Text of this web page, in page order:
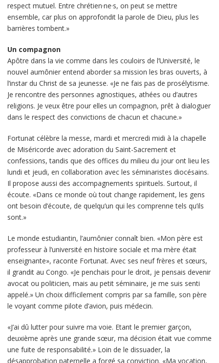
respect mutuel. Entre chrétien·ne·s, on peut se mettre
ensemble, car plus on approfondit la parole de Dieu, plus les
barrières tombent.»
Un compagnon
Apôtre dans la vie comme dans les couloirs de l’Université, le
nouvel aumônier entend aborder sa mission les bras ouverts, à
l’instar du Christ de sa jeunesse. «Je ne fais pas de prosélytisme.
Je rencontre des personnes agnostiques, athées ou d’autres
religions. Je veux être pour elles un compagnon, prêt à dialoguer
dans le respect des convictions de chacun et chacune.»
Fortunat célèbre la messe, mardi et mercredi midi à la chapelle
de Miséricorde avec adoration du Saint-Sacrement et
confessions, tandis que des offices du milieu du jour ont lieu les
lundi et jeudi, en collaboration avec les séminaristes diocésains.
Il propose aussi des accompagnements spirituels. Surtout, il
écoute. «Dans ce monde où tout change rapidement, les gens
ont besoin d’écoute, de quelqu’un qui les comprenne tels qu’ils
sont.»
Le monde estudiantin, l’aumônier connaît bien. «Mon père est
professeur à l’université en histoire sociale et ma mère était
enseignante», raconte Fortunat. Avec ses neuf frères et sœurs,
il grandit au Congo. «Je penchais pour le droit, je pensais devenir
avocat ou politicien, mais au petit séminaire, je me suis senti
appelé.» Un choix difficilement compris par sa famille, son père
le voyant comme pilote d’avion, puis médecin.
«J’ai dû lutter pour suivre ma voie. Etant le premier garçon,
deuxième après une grande sœur, ma décision était vue comme
une fuite de responsabilité.» Loin de le dissuader, la
désapprobation paternelle a forgé sa conviction. «Ma vocation,